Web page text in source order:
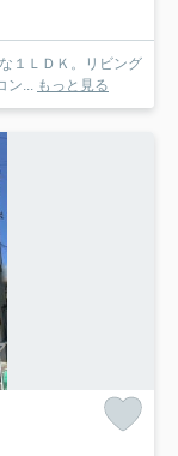
１ＬＤＫ。リビング
ン...
もっと見る